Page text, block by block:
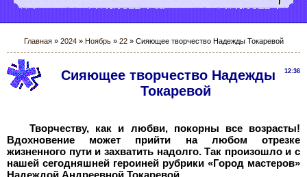
Главная» 2024 » Ноябрь » 22» Сияющее творчество Надежды Токаревой
12:36
Сияющее творчество Надежды
Токаревой
Творчеству, как и любви, покорны все возрасты!
Вдохновение может прийти на любом отрезке
жизненного пути и захватить надолго. Так произошло и с
нашей сегодняшней героиней рубрики «Город мастеров»